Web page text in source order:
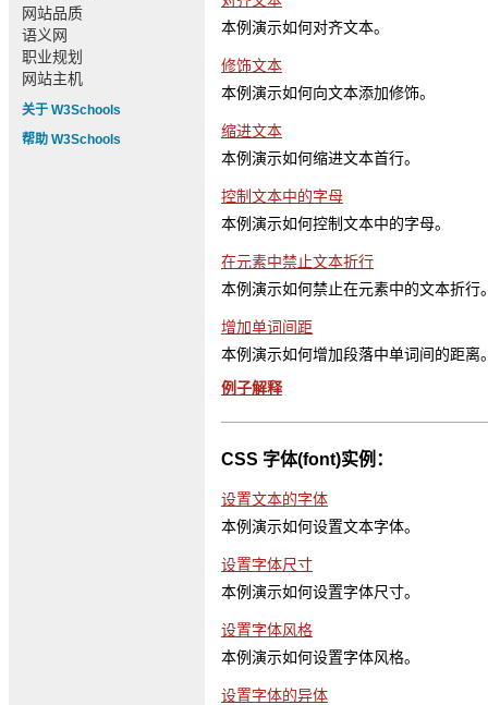
网站品质
语义网
职业规划
网站主机
关于 W3Schools
帮助 W3Schools
本例演示如何对齐文本。
修饰文本
本例演示如何向文本添加修饰。
缩进文本
本例演示如何缩进文本首行。
控制文本中的字母
本例演示如何控制文本中的字母。
在元素中禁止文本折行
本例演示如何禁止在元素中的文本折行
增加单词间距
本例演示如何增加段落中单词间的距离
例子解释
CSS 字体(font)实例：
设置文本的字体
本例演示如何设置文本字体。
设置字体尺寸
本例演示如何设置字体尺寸。
设置字体风格
本例演示如何设置字体风格。
设置字体的异体